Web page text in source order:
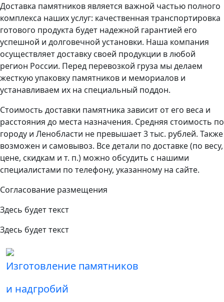
Доставка памятников является важной частью полного
комплекса наших услуг: качественная транспортировка
готового продукта будет надежной гарантией его
успешной и долговечной установки. Наша компания
осуществляет доставку своей продукции в любой
регион России. Перед перевозкой груза мы делаем
жесткую упаковку памятников и мемориалов и
устанавливаем их на специальный поддон.
Стоимость доставки памятника зависит от его веса и
расстояния до места назначения. Средняя стоимость по
городу и Ленобласти не превышает 3 тыс. рублей. Также
возможен и самовывоз. Все детали по доставке (по весу,
цене, скидкам и т. п.) можно обсудить с нашими
специалистами по телефону, указанному на сайте.
Согласование размещения
Здесь будет текст
Здесь будет текст
Изготовление памятников
и надгробий